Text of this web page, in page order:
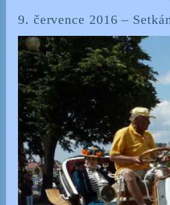
9. července 2016 –